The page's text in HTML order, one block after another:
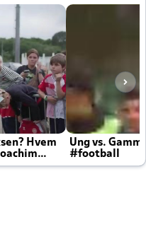
Hvem
Ung vs.
#football